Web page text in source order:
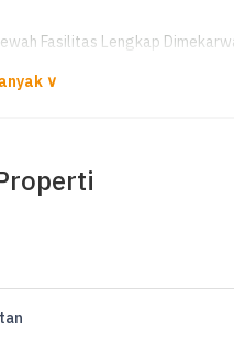
Fasilitas Lengkap